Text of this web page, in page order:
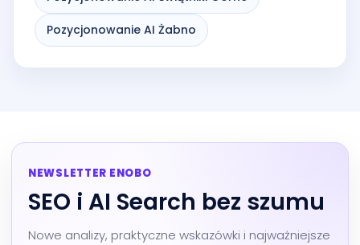
Pozycjonowanie AI Żabno
NEWSLETTER ENOBO
SEO i AI Search bez szumu
Nowe analizy, praktyczne wskazówki i najważniejsze